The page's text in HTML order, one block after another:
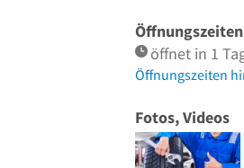
Öffnungszeiten
öffnet in 1
Öffnungszeiten
Fotos, Videos